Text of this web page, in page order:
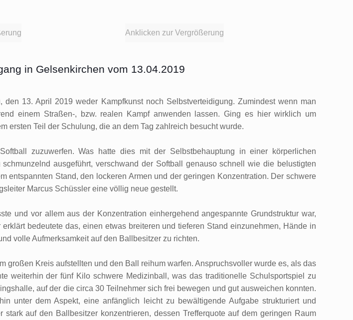
Anklicken zur Vergrößerung
in Gelsenkirchen vom 13.04.2019
13. April 2019 weder Kampfkunst noch Selbstverteidigung. Zumindest wenn man
einem Straßen-, bzw. realen Kampf anwenden lassen. Ging es hier wirklich um
ersten Teil der Schulung, die an dem Tag zahlreich besucht wurde.
zuzuwerfen. Was hatte dies mit der Selbstbehauptung in einer körperlichen
ausgeführt, verschwand der Softball genauso schnell wie die belustigten
entspannten Stand, den lockeren Armen und der geringen Konzentration. Der schwere
Marcus Schüssler eine völlig neue gestellt.
und vor allem aus der Konzentration einhergehend angespannte Grundstruktur war,
bedeutete das, einen etwas breiteren und tieferen Stand einzunehmen, Hände in
volle Aufmerksamkeit auf den Ballbesitzer zu richten.
großen Kreis aufstellten und den Ball reihum warfen. Anspruchsvoller wurde es, als das
weiterhin der fünf Kilo schwere Medizinball, was das traditionelle Schulsportspiel zu
auf der die circa 30 Teilnehmer sich frei bewegen und gut ausweichen konnten.
unter dem Aspekt, eine anfänglich leicht zu bewältigende Aufgabe strukturiert und
auf den Ballbesitzer konzentrieren, dessen Trefferquote auf dem geringen Raum